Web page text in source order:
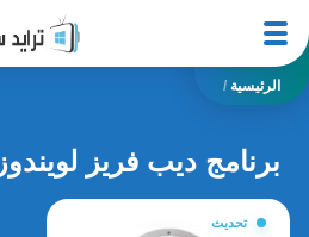
الرئيسية /
برنامج ديب فريز لويندوز 7
تحديث